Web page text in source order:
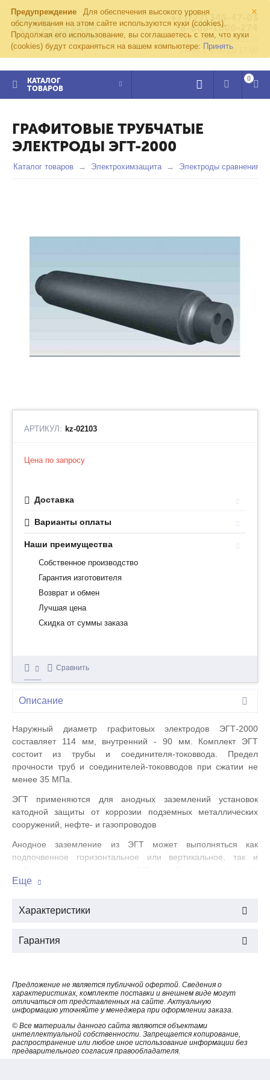
×
Предупреждение
Для обеспечения высокого уровня
обслуживания на этом сайте используются куки (cookies).
Продолжая его использование, вы соглашаетесь с тем, что куки
(cookies) будут сохраняться на вашем компьютере: Принять
+7 (727) 345-47-03
8-800-1000-274
kvazar91@yandex.ru
Пн-пт с 8:00 до 17:00
КАТАЛОГ
ТОВАРОВ
0
ГРАФИТОВЫЕ ТРУБЧАТЫЕ
ЭЛЕКТРОДЫ ЭГТ-2000
Каталог товаров Электрохимзащита Электроды сравнения
АРТИКУЛ: kz-02103
Цена по запросу
Доставка
Варианты оплаты
Наши преимущества
Собственное производство
Гарантия изготовителя
Возврат и обмен
Лучшая цена
Скидка от суммы заказа
Сравнить
Описание
Наружный диаметр графитовых электродов ЭГТ-2000
составляет 114 мм, внутренний - 90 мм. Комплект ЭГТ
состоит из трубы и соединителя-токоввода. Предел
прочности труб и соединителей-токовводов при сжатии не
менее 35 МПа.
ЭГТ применяются для анодных заземлений установок
катодной защиты от коррозии подземных металлических
сооружений, нефте- и газопроводов
Анодное заземление из ЭГТ может выполняться как
подпочвенное горизонтальное или вертикальное, так и
защитного тока - 1 А на 1 м
Электроды графитовые ЭГТ соответствуют ТУ 1916-010-
№
Параметр
Еще
Характеристики
Гарантия
Предложение не является публичной офертой. Сведения о
характеристиках, комплекте поставки и внешнем виде могут
отличаться от представленных на сайте. Актуальную
информацию уточняйте у менеджера при оформлении заказа.
© Все материалы данного сайта являются объектами
интеллектуальной собственности. Запрещается копирование,
распространение или любое иное использование информации без
предварительного согласия правообладателя.